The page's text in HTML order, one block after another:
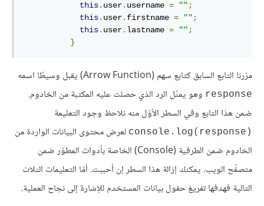
this. user. username = "";
this. user. firstname = "";
this. user. lastname = "";
}
مرّرنا التابع السابق كتابع سهم (Arrow Function) يقبل وسيطًا اسمه
response وهو يمثّل الرد الذي حصلت عليه المكتبة من الخادوم.
ضمن هذا التابع وفي السطر الأوّل منه نلاحظ وجود التعليمة
‎console.log(response) لعرض محتوى البيانات الواردة من
الخادوم ضمن الطرفية (Console) الخاصة بأدوات المطوّر ضمن
متصفّح الويب. يمكنك إزالة هذا السطر إن أحببت. أمّا التعليمات الثلاث
التالية فهدفها تفريغ حقول بيانات المستخدم للإشارة إلى نجاح العملية.